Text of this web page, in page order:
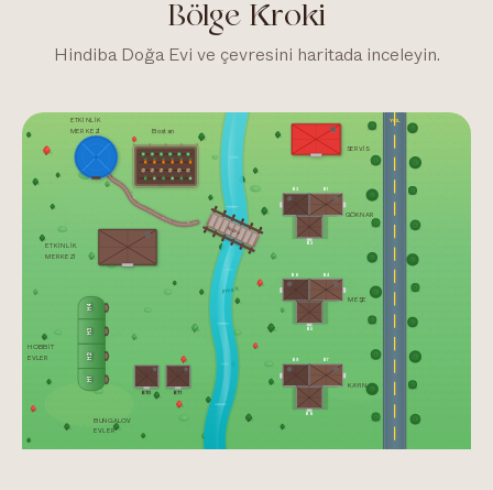
Bölge Kroki
Hindiba Doğa Evi ve çevresini haritada inceleyin.
Irmak
YOL
Kopru
Bostan
H1
H2
H3
H4
B3 B1
B2
B6 B4
B5
B9 B7
B8
B10 B11
GÖKNAR
MEŞE
KAYIN
ETKİNLİK
MERKEZİ
ETKİNLİK
MERKEZİ
HOBBİT
EVLER
BUNGALOV
EVLER
SERVİS